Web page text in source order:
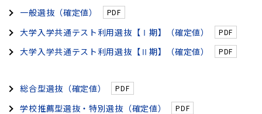
一般選抜（確定値）
大学入学共通テスト利用選抜【Ⅰ期】（確定値）
大学入学共通テスト利用選抜【Ⅱ期】（確定値）
総合型選抜（確定値）
学校推薦型選抜・特別選抜（確定値）